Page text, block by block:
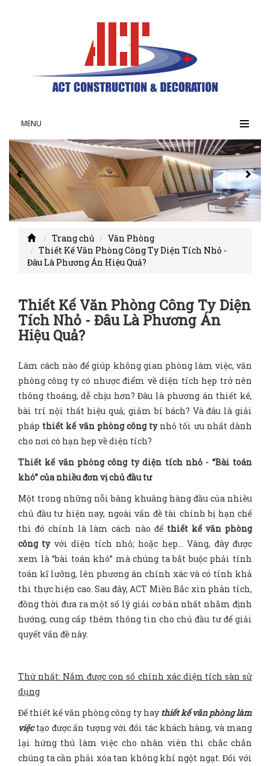
MENU
Trang chủ
Văn Phòng
Thiết Kế Văn Phòng Công Ty Diện Tích Nhỏ -
Đâu Là Phương Án Hiệu Quả?
Thiết Kế Văn Phòng Công Ty Diện
Tích Nhỏ - Đâu Là Phương Án
Hiệu Quả?
Làm cách nào để giúp không gian phòng làm việc, văn
phòng công ty có nhược điểm về diện tích hẹp trở nên
thông thoáng, dễ chịu hơn? Đâu là phương án thiết kế,
bài trí nội thất hiệu quả; giảm bí bách? Và đâu là giải
pháp thiết kế văn phòng công ty nhỏ tối ưu nhất dành
cho nơi có hạn hẹp về diện tích?
Thiết kế văn phòng công ty diện tích nhỏ - “Bài toán
khó” của nhiều đơn vị chủ đầu tư
Một trong những nỗi bâng khuâng hàng đầu của nhiều
chủ đầu tư hiện nay, ngoài vấn đề tài chính bị hạn chế
thì đó chính là làm cách nào để thiết kế văn phòng
công tyvới diện tích nhỏ; hoặc hẹp… Vâng, đây được
xem là “bài toán khó” mà chúng ta bắt buộc phải tính
toán kĩ lưỡng, lên phương án chính xác và có tính khả
thi thực hiện cao. Sau đây, ACT Miền Bắc xin phân tích,
đồng thời đưa ra một số lý giải cơ bản nhất nhằm định
hướng, cung cấp thêm thông tin cho chủ đầu tư để giải
quyết vấn đề này.
Thứ nhất: Nắm được con số chính xác diện tích sàn sử
dụng
Để thiết kế văn phòng công ty hay thiết kế văn phòng làm
việctạo được ấn tượng với đối tác khách hàng, và mang
lại hứng thú làm việc cho nhân viên thì chắc chắn
chúng ta cần phải xóa tan không khí ngột ngạt. Đối với